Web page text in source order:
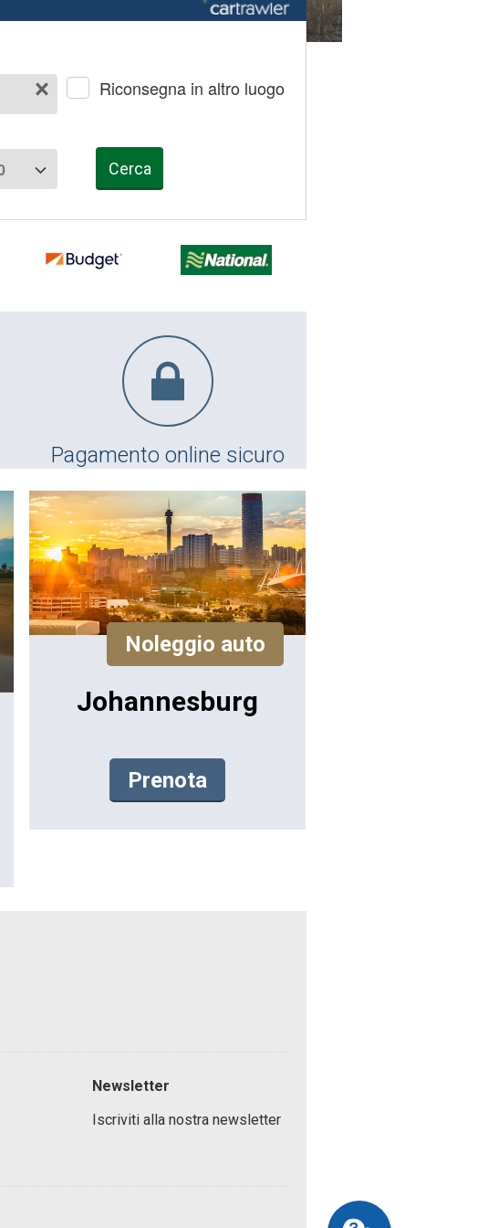
Riconsegna in altro luogo
Cerca
Pagamento online sicuro
Johannesburg
Noleggio auto
Prenota
Newsletter
Iscriviti alla nostra newsletter